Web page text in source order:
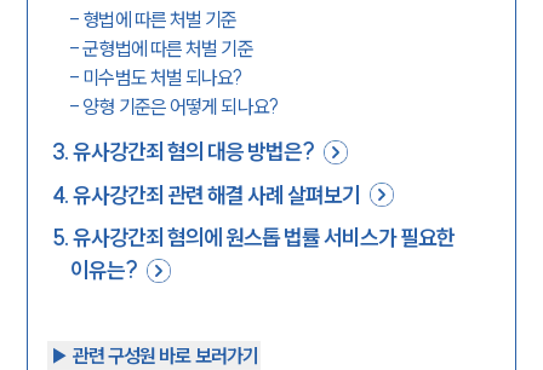
- 형법에 따른 처벌 기준
-군형법에 따른 처벌 기준
- 미수범도 처벌 되나요?
- 양형 기준은 어떻게 되나요?
3.유사강간죄 혐의 대응 방법은?
4.유사강간죄 관련 해결 사례 살펴보기
5.유사강간죄 혐의에 원스톱 법률 서비스가 필요한
이유는?
▶︎ 관련 구성원 바로 보러가기